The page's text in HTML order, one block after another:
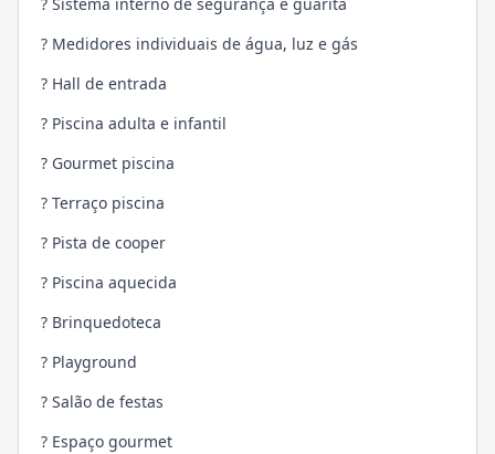
? Sistema interno de segurança e guarita
? Medidores individuais de água, luz e gás
? Hall de entrada
? Piscina adulta e infantil
? Gourmet piscina
? Terraço piscina
? Pista de cooper
? Piscina aquecida
? Brinquedoteca
? Playground
? Salão de festas
? Espaço gourmet